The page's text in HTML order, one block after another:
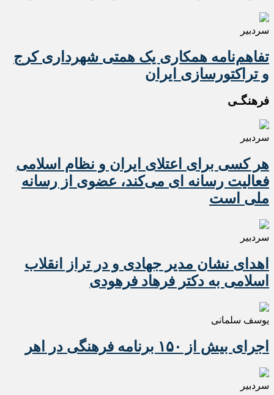
سردبیر
تفاهم‌نامه همکاری یک همتی شهرداری کرج
و تراکتورسازی ایران
فرهنگـی
سردبیر
هر کسی برای اعتلای ایران و نظام اسلامی
فعالیت رسانه ای می‌کند، عضوی از رسانه
ملی است
سردبیر
اهدای نشان مدیر جهادی و در تراز انقلاب
اسلامی به دکتر فرهاد فرهودی
یوسف سلمانی
اجرای بیش از ۱۵۰ برنامه فرهنگی در اهر
سردبیر